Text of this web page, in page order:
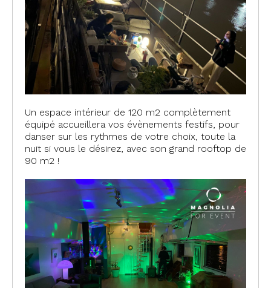
Un espace intérieur de 120 m2 complètement
équipé accueillera vos évènements festifs, pour
danser sur les rythmes de votre choix, toute la
nuit si vous le désirez, avec son grand rooftop de
90 m2 !